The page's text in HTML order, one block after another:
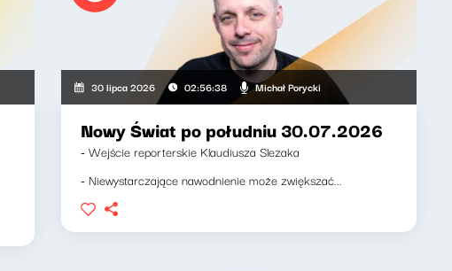
30 lipca 2026 02:56:38 Michał Porycki
Nowy Świat po południu 30.07.2026
- Wejście reporterskie Klaudiusza Slezaka
- Niewystarczające nawodnienie może zwiększać...